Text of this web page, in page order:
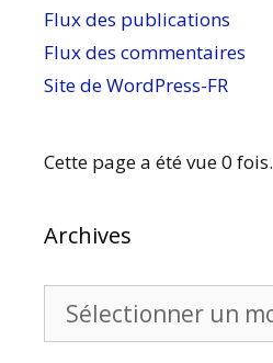
Flux des publications
Flux des commentaires
Site de WordPress-FR
Cette page a été vue 0 fois.
Archives